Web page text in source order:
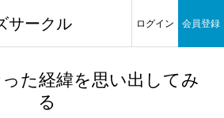
サークル ログイン 会員登録
た経緯を思い出してみ
る